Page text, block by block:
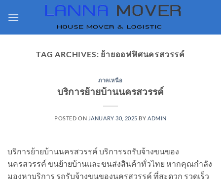
TAG ARCHIVES: ย้ายออฟฟิศนครสวรรค์
ภาคเหนือ
บริการย้ายบ้านนครสวรรค์
POSTED ON JANUARY 30, 2025 BY ADMIN
บริการย้ายบ้านนครสวรรค์ บริการรถรับจ้างขนของ
นครสวรรค์ ขนย้ายบ้านและขนส่งสินค้าทั่วไทย หากคุณกำลัง
มองหาบริการ รถรับจ้างขนของนครสวรรค์ ที่สะดวก รวดเร็ว